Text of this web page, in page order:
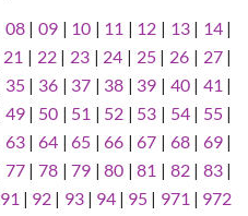
08| 09 | 10 | 11 | 12 | 13| 14|
21 | 22| 23 | 24 | 25| 26 | 27|
35| 36 | 37 | 38 | 39 | 40| 41 |
49| 50 | 51 | 52 | 53 | 54| 55|
63| 64 |65 |66 |67 | 68| 69|
77| 78 |79 |80 |81 | 82| 83|
91 | 92 | 93| 94| 95 | 971 | 972